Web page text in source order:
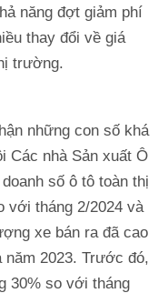
năng đợt giảm phí
thay đổi về giá
trường.
những con số khá
Các nhà Sản xuất Ô
số ô tô toàn thị
với tháng 2/2024 và
xe bán ra đã cao
2023. Trước đó,
30% so với tháng